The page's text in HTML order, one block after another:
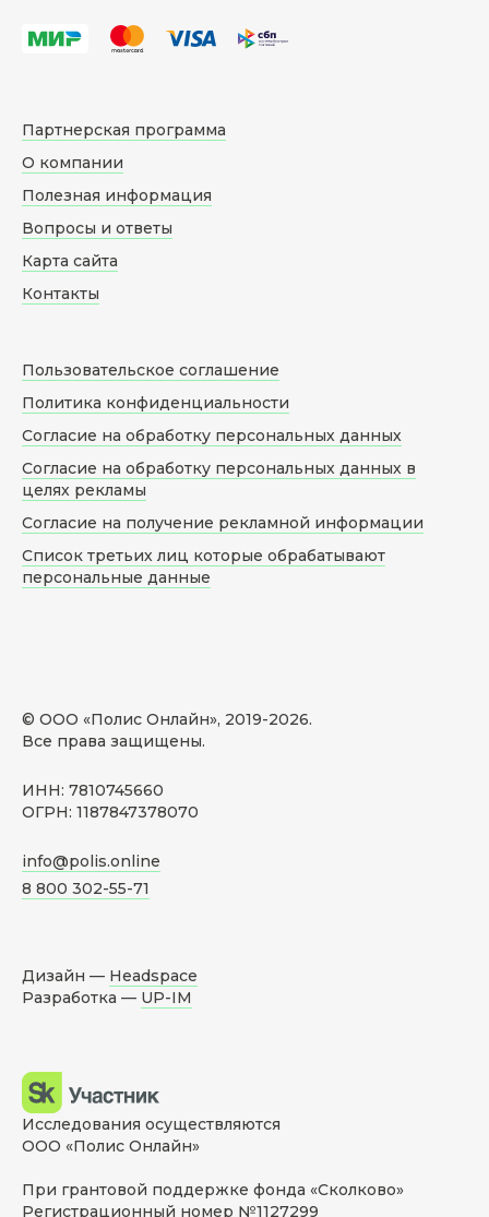
© ООО «Полис Онлайн», 2019-2026.
Все права защищены.
ИНН: 7810745660
ОГРН: 1187847378070
info@polis.online
8 800 302-55-71
Партнерская программа
О компании
Полезная информация
Вопросы и ответы
Карта сайта
Контакты
Пользовательское соглашение
Политика конфиденциальности
Согласие на обработку персональных данных
Согласие на обработку персональных данных в
целях рекламы
Согласие на получение рекламной информации
Список третьих лиц которые обрабатывают
персональные данные
Дизайн — Headspace
Разработка — UP-IM
Исследования осуществляются
ООО «Полис Онлайн»
При грантовой поддержке фонда «Сколково»
Регистрационный номер №1127299